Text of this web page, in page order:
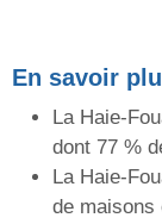
En savoir
La Haie-
dont 77 %
La Haie-
de maisons